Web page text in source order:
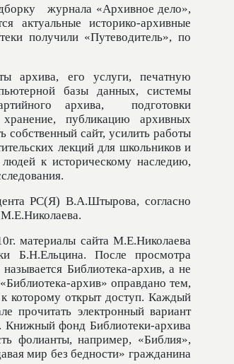
журнала «Архивное дело»,
актуальные историко-архивные
получили «Путеводитель», по
архива, его услуги, печатную
базы данных, системы
архива,
подготовки
публикацию архивных
сайт, усилить работы
лекций для школьников и
к историческому наследию,
РС(Я) В.А.Штырова, согласно
М.Е.Николаева.
материалы сайта М.Е.Николаева
Б.Н.Ельцина. После просмотра
Библиотека-архив, а не
«Библиотека-архив» оправдано тем,
которому открыт доступ. Каждый
прочитать электронный вариант
Книжный фонд Библиотеки-архива
фолианты, например, «Библия»,
мир без бедности» гражданина